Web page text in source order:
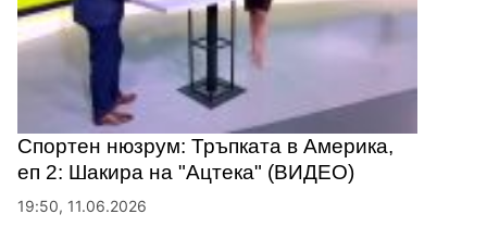
Спортен нюзрум: Тръпката в Америка,
еп 2: Шакира на "Ацтека" (ВИДЕО)
19:50, 11.06.2026